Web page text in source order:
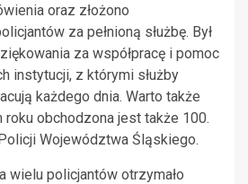
oraz złożono
za pełnioną służbę. Był
za współpracę i pomoc
instytucji, z którymi służby
każdego dnia. Warto także
roku obchodzona jest także 100.
Województwa Śląskiego.
wielu policjantów otrzymało